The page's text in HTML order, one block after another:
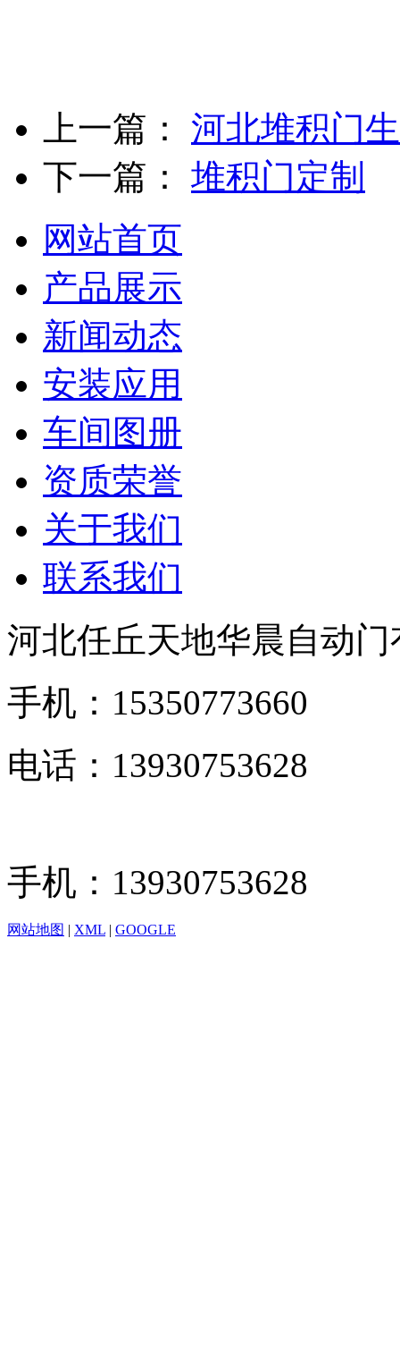
上一篇： 河北堆积门
下一篇： 堆积门定制
网站首页
产品展示
新闻动态
安装应用
车间图册
资质荣誉
关于我们
联系我们
河北任丘天地华晨自动
手机：15350773660
电话：13930753628
手机：13930753628
网站地图 | XML | GOOGLE